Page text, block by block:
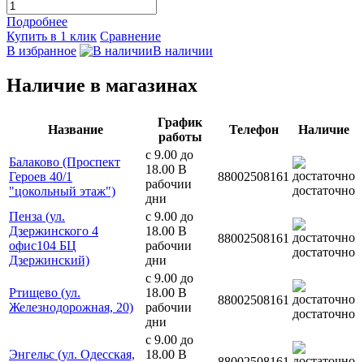
Подробнее
Купить в 1 клик Сравнение
В избранное
В наличии
Наличие в магазинах
Название
График
работы
Телефон Наличие
Балаково (Проспект
Героев 40/1
"цокольный этаж")
с 9.00 до
18.00 В
рабочии
дни
88002508161
достаточно
Пенза (ул.
Дзержинского 4
офис104 БЦ
Дзержинский)
с 9.00 до
18.00 В
рабочии
дни
88002508161
достаточно
Ртищево (ул.
Железнодорожная, 20)
с 9.00 до
18.00 В
рабочии
дни
88002508161
достаточно
Энгельс (ул. Одесская,
с 9.00 до
18.00 В